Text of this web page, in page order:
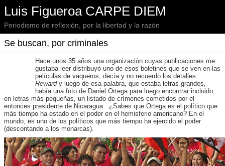
Luis Figueroa CARPE DIEM
Periodismo de reflexión, por la libertad y la razón
Se buscan, por criminales
Hace unos 35 años una organización cuyas publicaciones me
gustaba leer distribuyó uno de esos boletines que se ven en las
películas de vaqueros; decía y no recuerdo los detalles:
Rewardy luego de esa palabra, que estaba letras grandes,
había una foto de Daniel Ortega para luego encontrar incluido,
en letras más pequeñas, un listado de crímenes cometidos por el
entonces presidente de Nicaragua. ¿Sabes que Ortega es el político que
más tiempo ha estado en el poder en el hemisferio americano? En el
mundo, es uno de los políticos que más tiempo ha ejercido el poder
(descontando a los monarcas).